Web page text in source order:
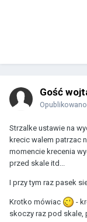
Gość
Opublikowano
Strzalke ustawie na
krecic walem patrzac
momencie krecenia
przed skale itd...
I przy tym raz pasek
Krotko mówiac
-
skoczy raz pod skale,